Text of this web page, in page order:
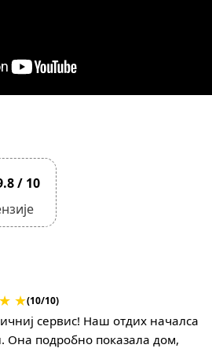
/ 10
★ ★(10/10)
сервис! Наш отдих началса
Она подробно показала дом,